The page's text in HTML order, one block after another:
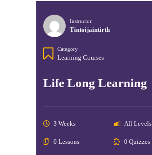
Instructor
Tintoijaintirth
Category
Learning Courses
Life Long Learning
3 Weeks All Levels
0 Lessons 0 Quizzes